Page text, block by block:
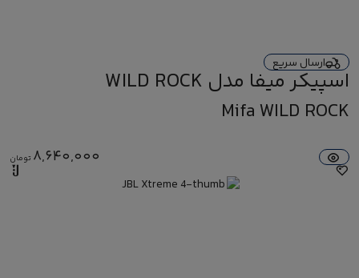
ارسال سریع
اسپیکر میفا مدل WILD ROCK
Mifa WILD ROCK
8,640,000 تومان